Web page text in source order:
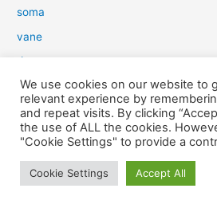
:
soma
vane
dow
slim
aure
light
We use cookies on our website to
relevant experience by
and repeat visits. By clicking
the use of ALL the cookies.
"Cookie Settings" to provide a
Cookie Settings Accept All